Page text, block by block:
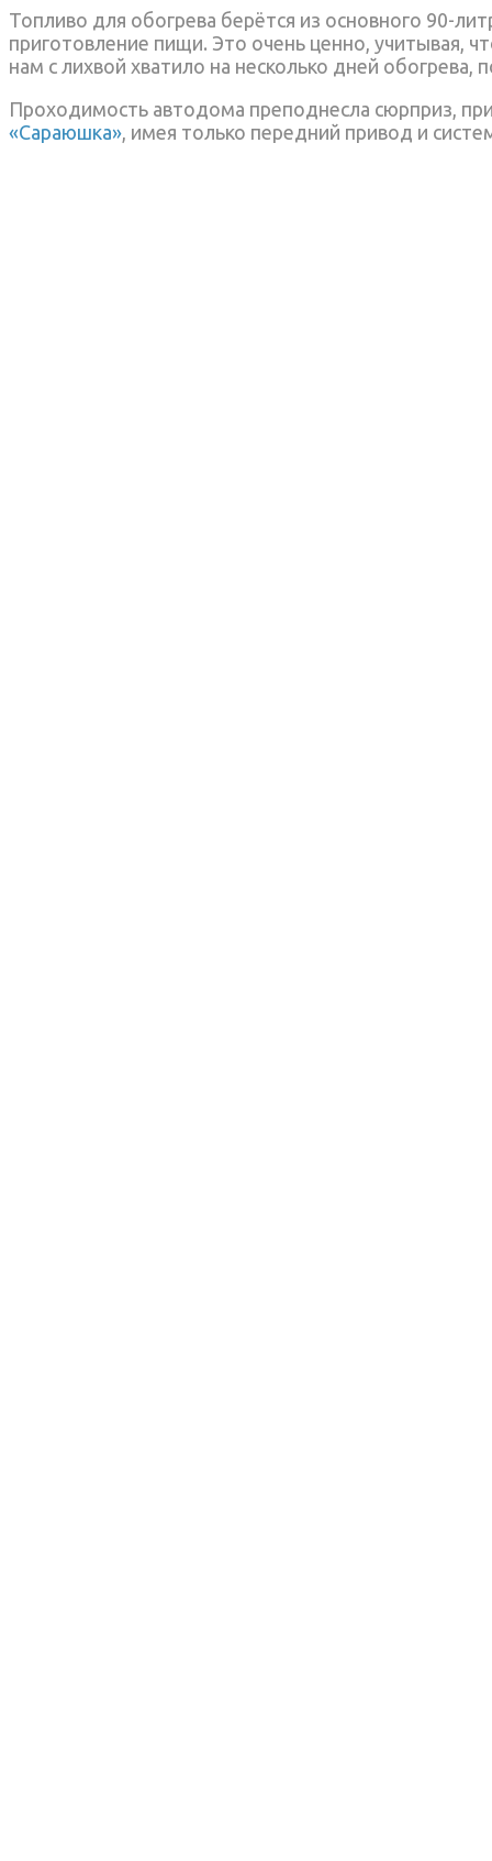
Топливо для обогрева берётся из основного 90-
приготовление пищи. Это очень ценно, учитывая,
нам с лихвой хватило на несколько дней обогрева,
Проходимость автодома преподнесла сюрприз,
«Сараюшка» , имея только передний привод и